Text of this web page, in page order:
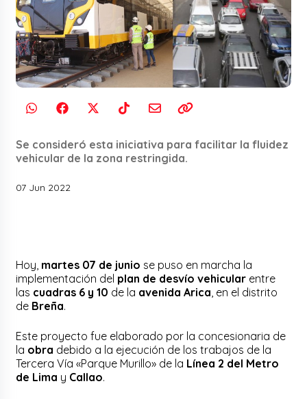
Se consideró esta iniciativa para facilitar la fluidez
vehicular de la zona restringida.
07 Jun 2022
Hoy, martes 07 de junio se puso en marcha la
implementación del plan de desvío vehicular entre
las cuadras 6 y 10 de la avenida Arica , en el distrito
de Breña.
Este proyecto fue elaborado por la concesionaria de
la obra debido a la ejecución de los trabajos de la
Tercera Vía «Parque Murillo» de la Línea 2 del Metro
de Lima y Callao.